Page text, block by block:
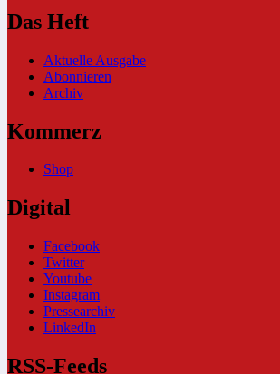
Das Heft
Aktuelle Ausgabe
Abonnieren
Archiv
Kommerz
Shop
Digital
Facebook
Twitter
Youtube
Instagram
Pressearchiv
LinkedIn
RSS-Feeds